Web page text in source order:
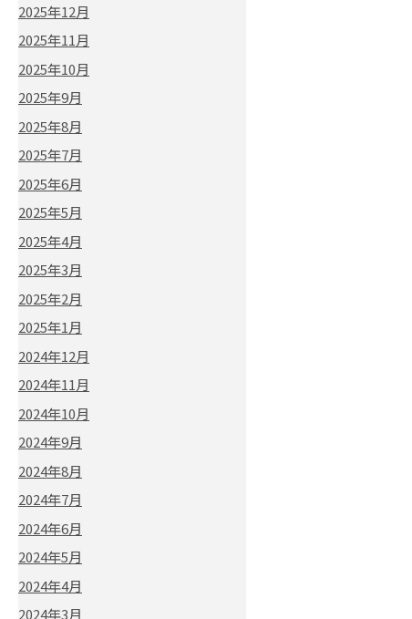
2025年12月
2025年11月
2025年10月
2025年9月
2025年8月
2025年7月
2025年6月
2025年5月
2025年4月
2025年3月
2025年2月
2025年1月
2024年12月
2024年11月
2024年10月
2024年9月
2024年8月
2024年7月
2024年6月
2024年5月
2024年4月
2024年3月